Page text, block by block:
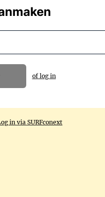
of log in
in via SURFconext